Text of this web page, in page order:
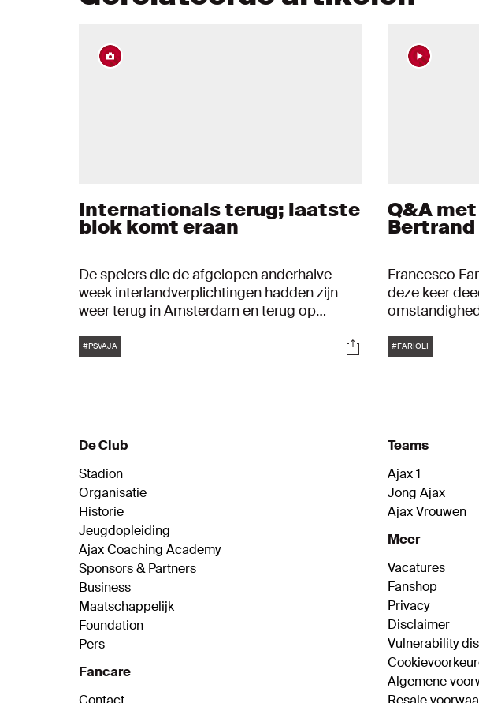
Internationals terug; laatste
blok komt eraan
De spelers die de afgelopen anderhalve
week interlandverplichtingen hadden zijn
weer terug in Amsterdam en terug op
staat voor de deur en de voorbereidingen
op de slotfase van het seizoen zijn in volle
Tags
#PSVAJA Socials
Q&A
Francesco
deze keer
zijn favoriete
zijn favoriete
Tags
#FARIOLI
De Club
Stadion
Organisatie
Historie
Jeugdopleiding
Ajax Coaching Academy
Sponsors & Partners
Business
Maatschappelijk
Foundation
Pers
Fancare
Teams
Ajax 1
Jong Ajax
Ajax Vrouwen
Meer
Vacatures
Fanshop
Privacy
Disclaimer
Vulnerability
Algemene